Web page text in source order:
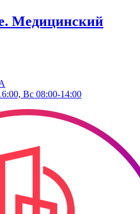
Медицинский
Вс 08:00-14:00